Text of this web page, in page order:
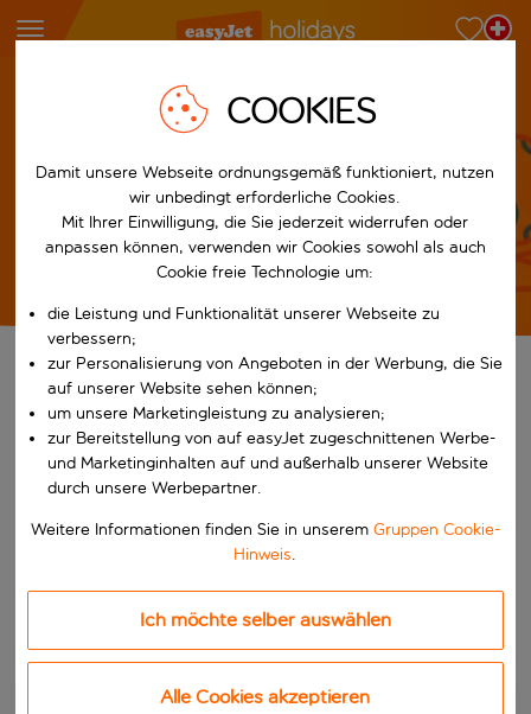
Sicherheit und Wohlbefinden Die Wahl deiner Ferien
Die Wahl deiner Ferien
Wie du das perfekte Reiseziel
findest
Die Auswahl deines Reiseziels und Hotels mit easyJet holidays ist
fast so aufregend wie die Ferien selbst und sorgt dafür, dass du
Reise ist es hilfreich zu wissen, was dich erwartet und was an
deinem Ferienort möglicherweise anders sein könnte. Somit
kannst du sicher sein, dass deine Ferien genau das Richtige für
dich und deine Gruppe ist.
COOKIES
Damit unsere Webseite ordnungsgemäß funktioniert, nutzen
wir unbedingt erforderliche Cookies.
Mit Ihrer Einwilligung, die Sie jederzeit widerrufen oder
anpassen können, verwenden wir Cookies sowohl als auch
Cookie freie Technologie um:
die Leistung und Funktionalität unserer Webseite zu
verbessern;
zur Personalisierung von Angeboten in der Werbung, die Sie
auf unserer Website sehen können;
um unsere Marketingleistung zu analysieren;
zur Bereitstellung von auf easyJet zugeschnittenen Werbe-
und Marketinginhalten auf und außerhalb unserer Website
durch unsere Werbepartner.
Weitere Informationen finden Sie in unserem Gruppen Cookie-
Hinweis.
Ich möchte selber auswählen
Alle Cookies akzeptieren